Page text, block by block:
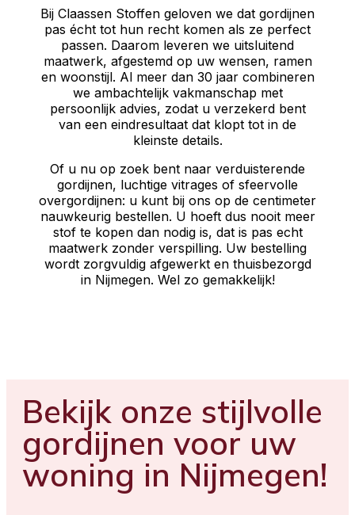
Bij Claassen Stoffen geloven we dat gordijnen
pas écht tot hun recht komen als ze perfect
passen. Daarom leveren we uitsluitend
maatwerk, afgestemd op uw wensen, ramen
en woonstijl. Al meer dan 30 jaar combineren
we ambachtelijk vakmanschap met
persoonlijk advies, zodat u verzekerd bent
van een eindresultaat dat klopt tot in de
kleinste details.
Of u nu op zoek bent naar verduisterende
gordijnen, luchtige vitrages of sfeervolle
overgordijnen: u kunt bij ons op de centimeter
nauwkeurig bestellen. U hoeft dus nooit meer
stof te kopen dan nodig is, dat is pas echt
maatwerk zonder verspilling. Uw bestelling
wordt zorgvuldig afgewerkt en thuisbezorgd
in Nijmegen. Wel zo gemakkelijk!
Bekijk onze stijlvolle
gordijnen voor uw
woning in Nijmegen!